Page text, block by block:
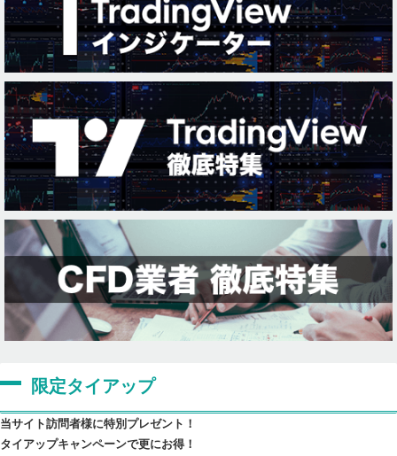
限定タイアップ
当サイト訪問者様に特別プレゼント！
タイアップキャンペーンで更にお得！